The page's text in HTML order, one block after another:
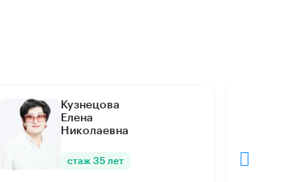
Кузнецова
Елена
Николаевна
стаж 35 лет